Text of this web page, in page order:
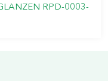
RPD-0003-